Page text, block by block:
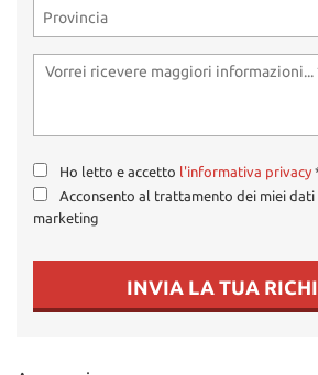
Ho letto e accetto l'informativa privacy
Acconsento al trattamento dei miei
marketing
INVIA LA TUA
Cookie analitici
Cookie di marketing
la
cookie
policy
Salva